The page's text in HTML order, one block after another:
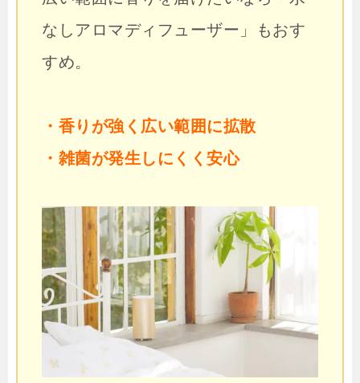
なしアロマディフューザー」もおす
すめ。
・香りが強く広い範囲に拡散
・雑菌が発生しにくく安心